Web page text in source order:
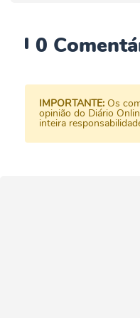
0
IMPORTANTE: Os
opinião do Diário
inteira